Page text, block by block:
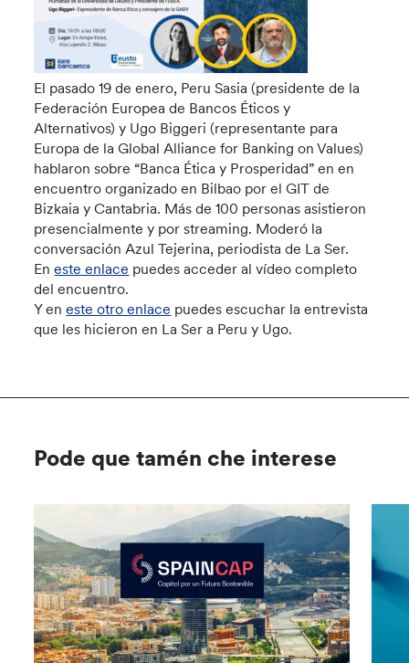
El pasado 19 de enero, Peru Sasia (presidente de la
Federación Europea de Bancos Éticos y
Alternativos) y Ugo Biggeri (representante para
Europa de la Global Alliance for Banking on Values)
hablaron sobre “Banca Ética y Prosperidad” en en
encuentro organizado en Bilbao por el GIT de
Bizkaia y Cantabria. Más de 100 personas asistieron
presencialmente y por streaming. Moderó la
conversación Azul Tejerina, periodista de La Ser.
Eneste enlace puedes acceder al vídeo completo
del encuentro.
Y eneste otro enlace puedes escuchar la entrevista
que les hicieron en La Ser a Peru y Ugo.
Pode que tamén che interese